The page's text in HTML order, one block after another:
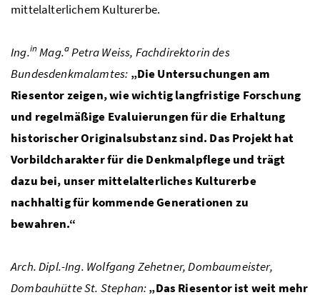
mittelalterlichem Kulturerbe.
Ing.in Mag.aPetra Weiss, Fachdirektorin des
Bundesdenkmalamtes: „Die Untersuchungen am
Riesentor zeigen, wie wichtig langfristige Forschung
und regelmäßige Evaluierungen für die Erhaltung
historischer Originalsubstanz sind. Das Projekt hat
Vorbildcharakter für die Denkmalpflege und trägt
dazu bei, unser mittelalterliches Kulturerbe
nachhaltig für kommende Generationen zu
bewahren.“
Arch.Dipl.-Ing. Wolfgang Zehetner, Dombaumeister,
Dombauhütte St. Stephan:„Das Riesentor ist weit mehr